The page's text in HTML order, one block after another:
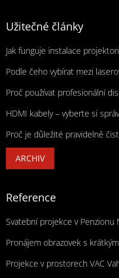
Užitečné články
Jak funguje instalace
Podle čeho vybírat mezi
Proč používat profesionální
HDMI kabely – vyberte si
Proč je důležité pravidelně
ARCHIV
Reference
Svatební projekce v Penzionu
Pronájem obrazovek s
Projekce v prostorech VAC